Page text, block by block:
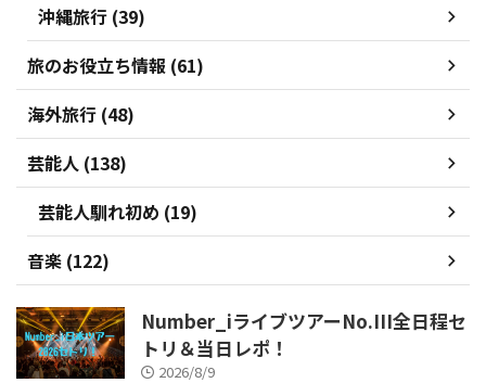
沖縄旅行 (39)
旅のお役立ち情報 (61)
海外旅行 (48)
芸能人 (138)
芸能人馴れ初め (19)
音楽 (122)
Number_iライブツアーNo.III全日程セ
トリ＆当日レポ！
2026/8/9